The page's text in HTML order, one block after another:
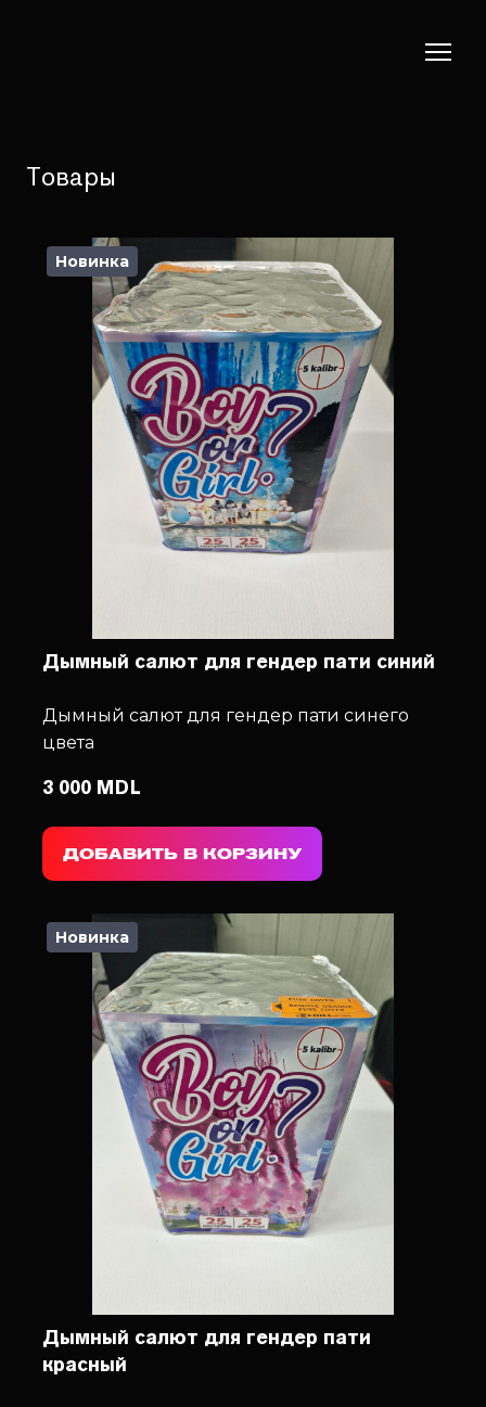
Товары
Новинка
Дымный салют для гендер пати cиний
Дымный салют для гендер пати синего
цвета
3 000 MDL
ДОБАВИТЬ В КОРЗИНУ
Новинка
Дымный салют для гендер пати
красный